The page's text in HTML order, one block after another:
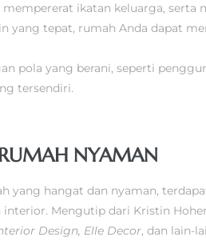
ikatan keluarga,
yang tepat, rumah Anda dapat
pola yang berani, seperti
tersendiri.
NYAMAN
yang hangat dan nyaman,
Mengutip dari Kristin
Design, Elle Decor, dan lain-